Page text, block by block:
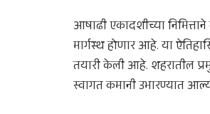
आषाढी एकादशीच्या
मार्गस्थ होणार आहे. या
तयारी केली आहे. शहरातील
स्वागत कमानी उभारण्यात